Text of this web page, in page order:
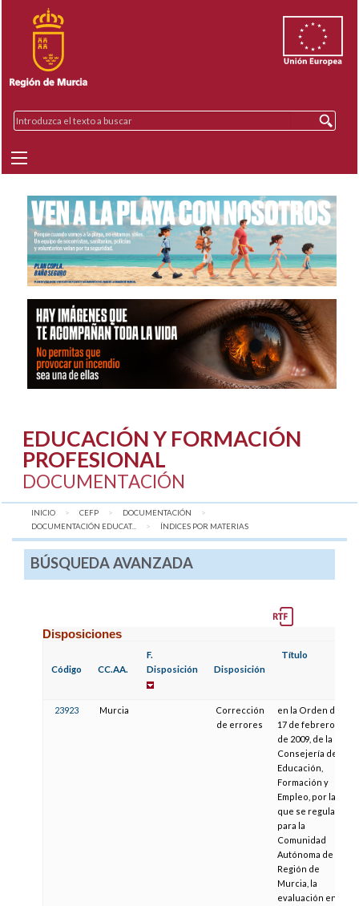
EDUCACIÓN Y FORMACIÓN
PROFESIONAL
DOCUMENTACIÓN
INICIO CEFP
DOCUMENTACIÓN
DOCUMENTACIÓN EDUCAT...
AQUÍ:
ÍNDICES POR MATERIAS
BÚSQUEDA AVANZADA
Disposiciones
Código CC.AA.
F.
Disposición
Disposición
Título
23923 Murcia
Corrección
de errores
en la Orden de
17 de febrero
de 2009, de la
Consejería de
Educación,
Formación y
Empleo, por la
que se regula,
para la
Comunidad
Autónoma de la
Región de
Murcia, la
evaluación en